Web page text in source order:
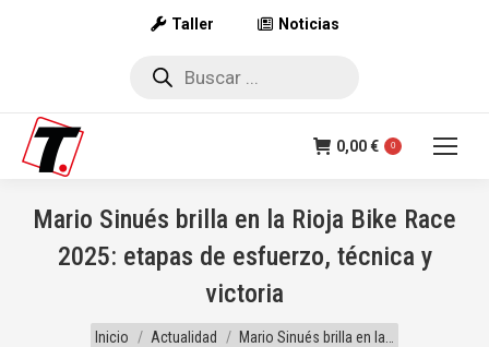
Taller Noticias
Búsqueda
0,00€ 0
Mario Sinués brilla en la Rioja Bike Race
2025: etapas de esfuerzo, técnica y
victoria
Estás aquí:
Inicio Actualidad Mario Sinués brilla en la…